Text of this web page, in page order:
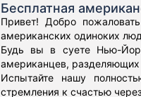
Бесплатная
Привет! Добро
американских одиноких
Будь вы в суете Нью-
американцев,
Испытайте нашу
стремления к счастью